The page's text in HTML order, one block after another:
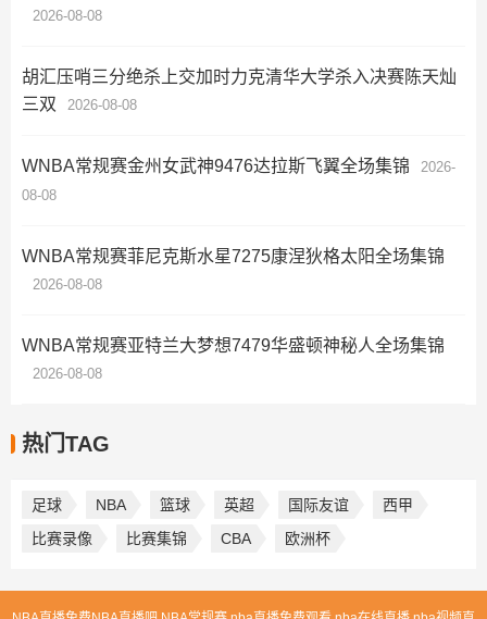
2026-08-08
胡汇压哨三分绝杀上交加时力克清华大学杀入决赛陈天灿
三双
2026-08-08
WNBA常规赛金州女武神9476达拉斯飞翼全场集锦
2026-
08-08
WNBA常规赛菲尼克斯水星7275康涅狄格太阳全场集锦
2026-08-08
WNBA常规赛亚特兰大梦想7479华盛顿神秘人全场集锦
2026-08-08
热门TAG
足球 NBA 篮球 英超 国际友谊
西甲
比赛录像
比赛集锦 CBA 欧洲杯